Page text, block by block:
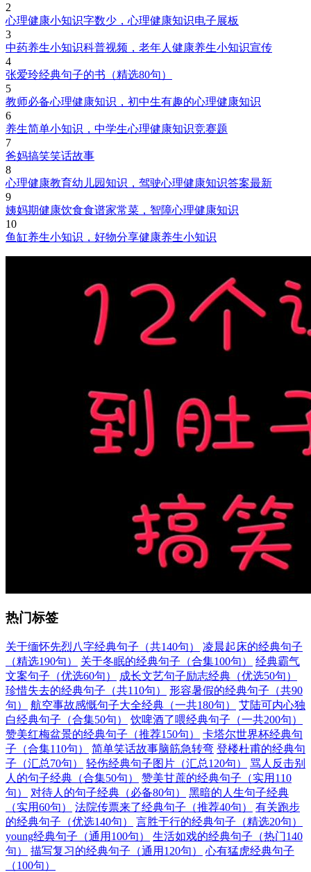
2
心理健康小知识字数少，心理健康知识电子展板
3
中药养生小知识科普视频，老年人健康养生小知识宣传
4
张爱玲经典句子的书（精选80句）
5
教师必备心理健康知识，初中生有趣的心理健康知识
6
养生简单小知识，中学生心理健康知识竞赛题
7
爸妈搞笑笑话故事
8
心理健康教育幼儿园知识，驾驶心理健康知识答案最新
9
姨妈期健康饮食食谱家常菜，智障心理健康知识
10
鱼缸养生小知识，好物分享健康养生小知识
热门标签
关于缅怀先烈八字经典句子（共140句）
凌晨起床的经典句子
（精选190句）
关于冬眠的经典句子（合集100句）
经典霸气
文案句子（优选60句）
成长文艺句子励志经典（优选50句）
珍惜失去的经典句子（共110句）
形容暑假的经典句子（共90
句）
航空事故感慨句子大全经典（一共180句）
艾陆可内心独
白经典句子（合集50句）
饮啤酒了喂经典句子（一共200句）
赞美红梅盆景的经典句子（推荐150句）
卡塔尔世界杯经典句
子（合集110句）
简单笑话故事脑筋急转弯 登楼杜甫的经典句
子（汇总70句）
轻伤经典句子图片（汇总120句）
骂人反击别
人的句子经典（合集50句）
赞美甘蔗的经典句子（实用110
句）
对待人的句子经典（必备80句）
黑暗的人生句子经典
（实用60句）
法院传票来了经典句子（推荐40句）
有关跑步
的经典句子（优选140句）
言胜于行的经典句子（精选20句）
young经典句子（通用100句）
生活如戏的经典句子（热门140
句）
描写复习的经典句子（通用120句）
心有猛虎经典句子
（100句）